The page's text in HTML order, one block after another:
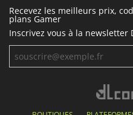
Recevez les meilleurs prix,
plans Gamer
Inscrivez vous à la newsletter